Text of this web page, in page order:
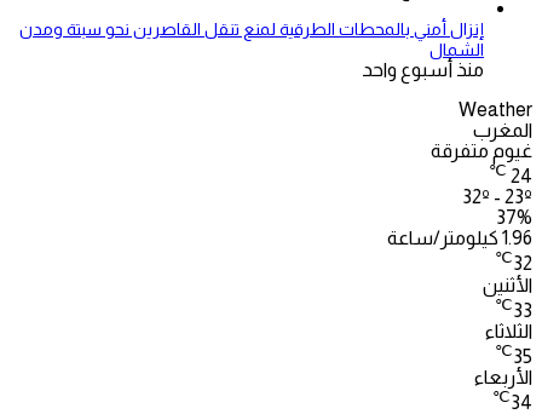
إنزال أمني بالمحطات الطرقية لمنع تنقل القاصرين نحو سبتة ومدن
الشمال
منذ أسبوع واحد
Weather
المغرب
غيوم متفرقة
24
℃
32º - 23º
37%
1.96 كيلومتر/ساعة
32
℃
الأثنين
33
℃
الثلاثاء
35
℃
الأربعاء
34
℃